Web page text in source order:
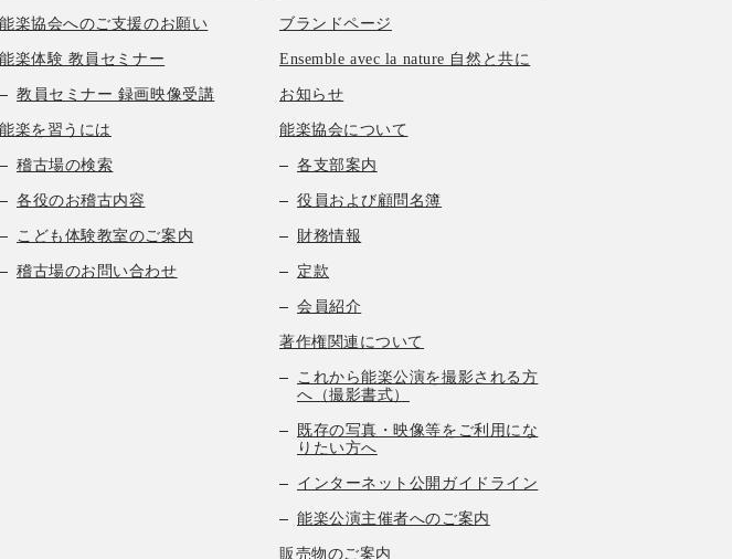
能楽協会へのご支援のお願い
能楽体験 教員セミナー
教員セミナー 録画映像受講
能楽を習うには
稽古場の検索
各役のお稽古内容
こども体験教室のご案内
稽古場のお問い合わせ
ブランドページ
Ensemble avec la nature 自然と共に
お知らせ
能楽協会について
各支部案内
役員および顧問名簿
財務情報
定款
会員紹介
著作権関連について
これから能楽公演を撮影される方
へ（撮影書式）
既存の写真・映像等をご利用にな
りたい方へ
インターネット公開ガイドライン
能楽公演主催者へのご案内
販売物のご案内